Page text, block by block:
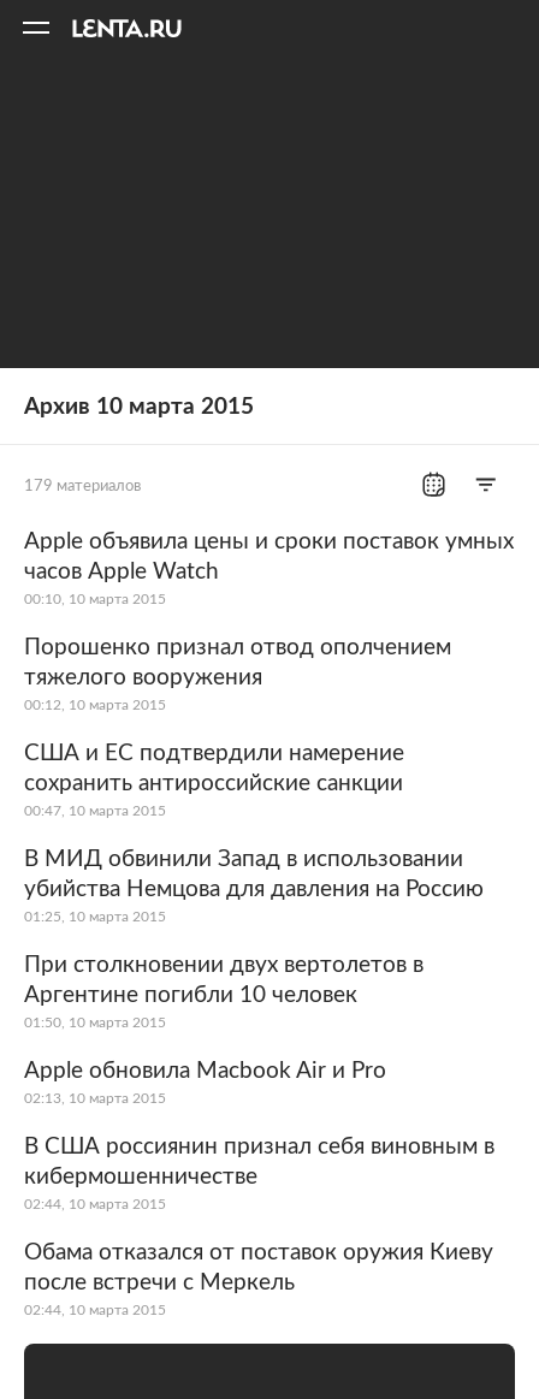
Архив 10 марта 2015
179 материалов
Все рубрики Россия
Мир
Экономика Силовые структуры
Наука и техника
Культура Интернет и СМИ
Ценности
Из жизни Среда обитания
Забота о себе
Apple объявила цены и сроки поставок умных
часов Apple Watch
00:10, 10 марта 2015
Порошенко признал отвод ополчением
тяжелого вооружения
00:12, 10 марта 2015
США и ЕС подтвердили намерение
сохранить антироссийские санкции
00:47, 10 марта 2015
В МИД обвинили Запад в использовании
убийства Немцова для давления на Россию
01:25, 10 марта 2015
При столкновении двух вертолетов в
Аргентине погибли 10 человек
01:50, 10 марта 2015
Apple обновила Macbook Air и Pro
02:13, 10 марта 2015
В США россиянин признал себя виновным в
кибермошенничестве
02:44, 10 марта 2015
Обама отказался от поставок оружия Киеву
после встречи с Меркель
02:44, 10 марта 2015